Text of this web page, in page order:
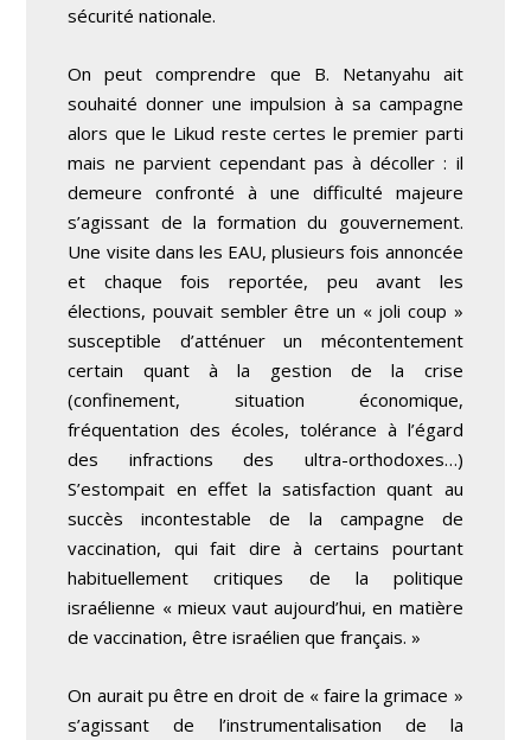
sécurité nationale.
On peut comprendre que B. Netanyahu ait
souhaité donner une impulsion à sa campagne
alors que le Likud reste certes le premier parti
mais ne parvient cependant pas à décoller : il
demeure confronté à une difficulté majeure
s’agissant de la formation du gouvernement.
Une visite dans les EAU, plusieurs fois annoncée
et chaque fois reportée, peu avant les
élections, pouvait sembler être un « joli coup »
susceptible d’atténuer un mécontentement
certain quant à la gestion de la crise
(confinement, situation économique,
fréquentation des écoles, tolérance à l’égard
des infractions des ultra-orthodoxes…)
S’estompait en effet la satisfaction quant au
succès incontestable de la campagne de
vaccination, qui fait dire à certains pourtant
habituellement critiques de la politique
israélienne « mieux vaut aujourd’hui, en matière
de vaccination, être israélien que français. »
On aurait pu être en droit de « faire la grimace »
s’agissant de l’instrumentalisation de la